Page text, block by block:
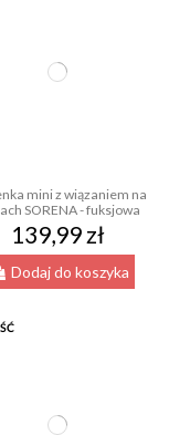
mini z wiązaniem na
SORENA - fuksjowa
139,99 zł
Dodaj do koszyka